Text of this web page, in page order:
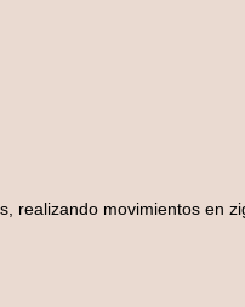
realizando movimientos en